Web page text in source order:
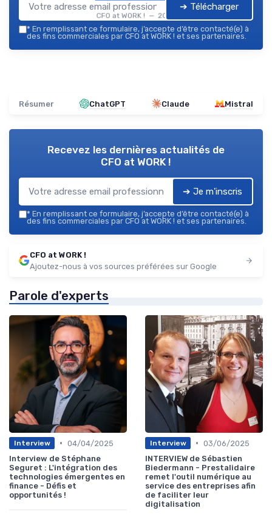
CFO at WORK ! — 2026
➔ Télécharger
* En remplissant ce formulaire, j’accepte d’être contacté(e) à
des fins commerciales par CFO at WORK ! et ses partenaires.
Résumer ChatGPT Claude Mistral
Recevez les dernières actualités de
CFO at WORK !
➔ Je m'inscris
* En remplissant ce formulaire, j’accepte d’être contacté(e) à
des fins commerciales par CFO at WORK ! et ses partenaires.
CFO at WORK !
Ajoutez-nous à vos sources préférées sur Google
Parole d'experts
Interview • 04/04/2025
Interview de Stéphane
Seguret : L'intégration des
technologies émergentes en
finance - Défis et
opportunités !
Interview • 03/06/2025
INTERVIEW de Sébastien
Biedermann - Prestalidaire
remet l'outil numérique au
service des entreprises afin
de faciliter leur
digitalisation